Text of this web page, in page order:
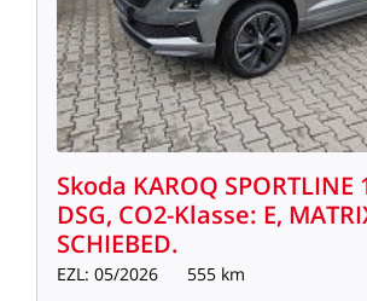
Skoda KAROQ SPORTLINE
DSG, CO2-Klasse: E,
SCHIEBED.
EZL: 05/2026 555 km